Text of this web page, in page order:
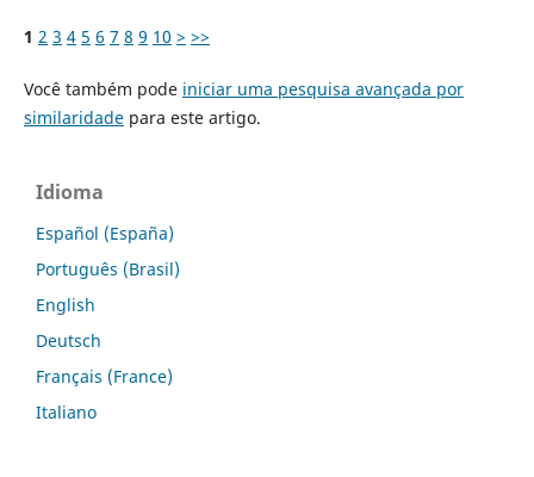
1 2 3 4 5 6 7 8 9 10 > >>
Você também pode iniciar uma pesquisa avançada por
similaridadepara este artigo.
Idioma
Español (España)
Português (Brasil)
English
Deutsch
Français (France)
Italiano